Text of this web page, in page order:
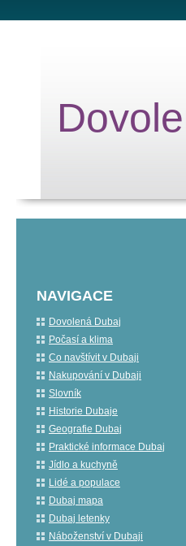
NAVIGACE
Dovolená Dubaj
Počasí a klima
Co navštívit v Dubaji
Nakupování v Dubaji
Slovník
Historie Dubaje
Geografie Dubaj
Praktické informace Dubaj
Jídlo a kuchyně
Lidé a populace
Dubaj mapa
Dubaj letenky
Náboženství v Dubaji